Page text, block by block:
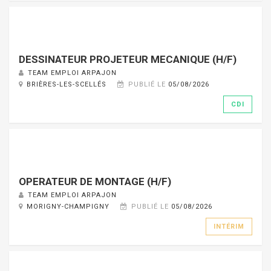
DESSINATEUR PROJETEUR MECANIQUE (H/F)
TEAM EMPLOI ARPAJON
BRIÈRES-LES-SCELLÉS
PUBLIÉ LE 05/08/2026
CDI
OPERATEUR DE MONTAGE (H/F)
TEAM EMPLOI ARPAJON
MORIGNY-CHAMPIGNY
PUBLIÉ LE 05/08/2026
INTÉRIM